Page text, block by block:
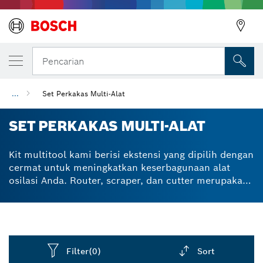
Pencarian
... Set Perkakas Multi-Alat
SET PERKAKAS MULTI-ALAT
Kit multitool kami berisi ekstensi yang dipilih dengan
cermat untuk meningkatkan keserbagunaan alat
osilasi Anda. Router, scraper, dan cutter merupakan
performa tertentu. Dikemas dalam set multitool 3
pemotongan 5 buah untuk menggergaji kayu dan
logam. Sistem pemasangan untuk penggantian bilah
Filter(0) Sort